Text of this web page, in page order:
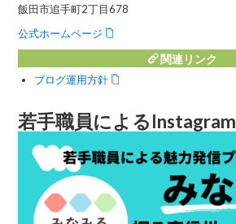
飯田市追手町2丁目678
公式ホームページ
関連リンク
ブログ運用方針
若手職員によるInstagram